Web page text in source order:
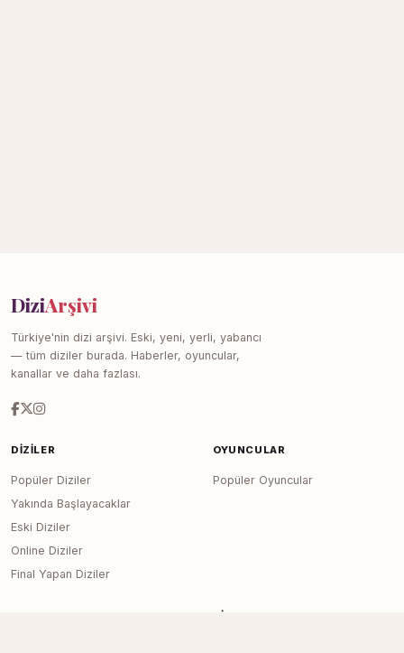
DiziArşivi
Türkiye'nin dizi arşivi. Eski, yeni, yerli, yabancı
— tüm diziler burada. Haberler, oyuncular,
kanallar ve daha fazlası.
DIZILER
Popüler Diziler
Yakında Başlayacaklar
Eski Diziler
Online Diziler
Final Yapan Diziler
OYUNCULAR
Popüler Oyuncular
SITE